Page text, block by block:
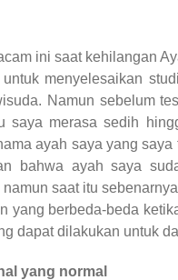
ini saat kehilangan
menyelesaikan
Namun sebelum
saya merasa sedih
ayah saya yang
bahwa ayah saya
saat itu
yang berbeda-beda
dapat dilakukan untuk
yang normal